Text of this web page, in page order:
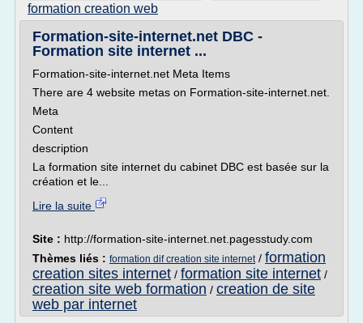
formation creation web
Formation-site-internet.net DBC -
Formation site internet ...
Formation-site-internet.net Meta Items
There are 4 website metas on Formation-site-internet.net.
Meta
Content
description
La formation site internet du cabinet DBC est basée sur la
création et le...
Lire la suite
Site : http://formation-site-internet.net.pagesstudy.com
Thèmes liés : formation dif creation site internet/ formation
creation sites internet / formation site internet /
creation site web formation / creation de site
web par internet